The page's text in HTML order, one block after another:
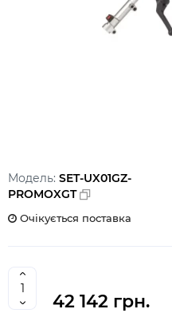
Модель: SET-UX01GZ-
PROMOXGT
Очікується поставка
42 142 грн.